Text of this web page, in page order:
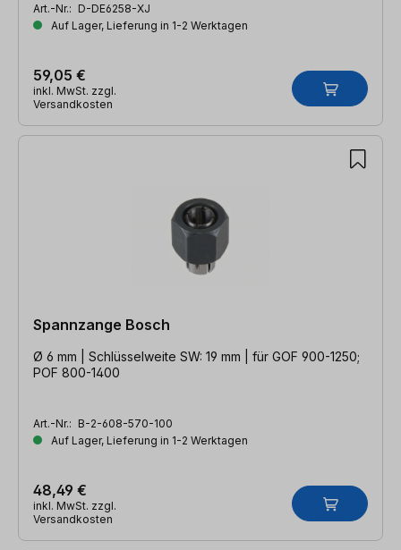
Art.-Nr.: D-DE6258-XJ
Auf Lager, Lieferung in 1-2 Werktagen
59,05 €
inkl. MwSt. zzgl.
Versandkosten
Spannzange Bosch
Ø 6 mm | Schlüsselweite SW: 19 mm | für GOF 900-1250;
POF 800-1400
Art.-Nr.: B-2-608-570-100
Auf Lager, Lieferung in 1-2 Werktagen
48,49 €
inkl. MwSt. zzgl.
Versandkosten